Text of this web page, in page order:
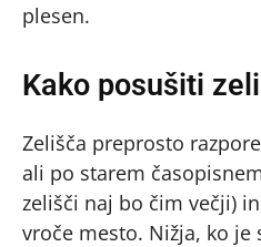
plesen.
Kako posušiti
Zelišča preprosto
ali po starem
zelišči naj bo čim večji)
vroče mesto. Nižja, ko je